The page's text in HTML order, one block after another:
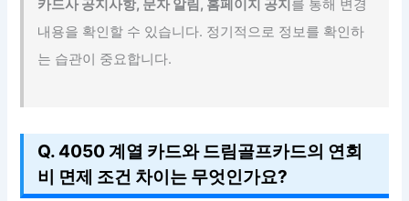
카드사 공지사항, 문자 알림, 홈페이지 공지 를 통해 변경
내용을 확인할 수 있습니다. 정기적으로 정보를 확인하
는 습관이 중요합니다.
Q. 4050 계열 카드와 드림골프카드의 연회
비 면제 조건 차이는 무엇인가요?